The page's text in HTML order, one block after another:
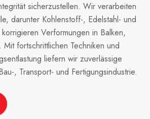
sicherzustellen. Wir verarbeiten
darunter Kohlenstoff-, Edelstahl- und
Verformungen in Balken,
fortschrittlichen Techniken und
liefern wir zuverlässige
, Transport- und Fertigungsindustrie.